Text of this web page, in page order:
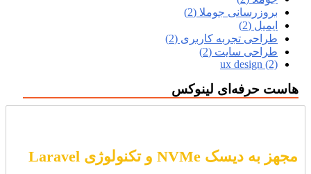
بروزرسانی جوملا (2)
ایمیل (2)
طراحی تجربه کاربری (2)
طراحی سایت (2)
ux design (2)
هاست حرفه‌ای لینوکس
مجهز به دیسک NVMe و تکنولوژی Laravel